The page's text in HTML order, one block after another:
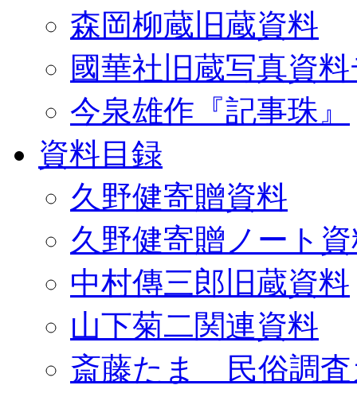
森岡柳蔵旧蔵資料
國華社旧蔵写真資
今泉雄作『記事珠』
資料目録
久野健寄贈資料
久野健寄贈ノート
中村傳三郎旧蔵資料
山下菊二関連資料
斎藤たま 民俗調査